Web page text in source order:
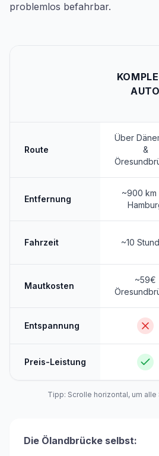
problemlos befahrbar.
AUTO
Route
Über
&
Entfernung
~900 km
Fahrzeit ~10
Mautkosten
~59€
Entspannung
Preis-Leistung
Tipp: Scrolle horizontal, um alle
Die Ölandbrücke selbst: